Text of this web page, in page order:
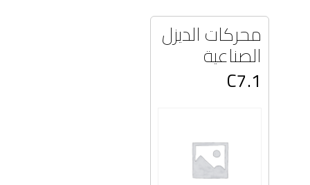
محركات الديزل
الصناعية
C7.1